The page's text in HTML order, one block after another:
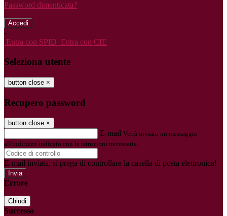
Password dimenticata?
-
Entra con SPID Entra con CIE
Seleziona utente
button close ×
Recupero password
button close ×
E-mail Verrà inviato un messaggio
all'indirizzo indicato con le istruzioni necessarie.
E-mail inviata, si prega di controllare la casella di posta elettronica!
Errore
Chiudi
Successo